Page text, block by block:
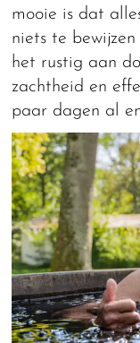
mooie is dat
niets te
het rustig aan
zachtheid en
paar dagen al